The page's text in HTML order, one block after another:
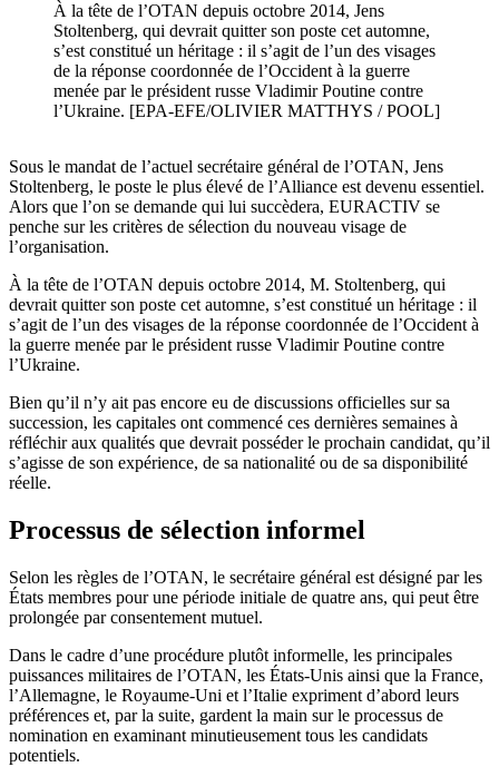
À la tête de l’OTAN depuis octobre 2014, Jens
Stoltenberg, qui devrait quitter son poste cet automne,
s’est constitué un héritage : il s’agit de l’un des visages
de la réponse coordonnée de l’Occident à la guerre
menée par le président russe Vladimir Poutine contre
l’Ukraine. [EPA-EFE/OLIVIER MATTHYS / POOL]
Sous le mandat de l’actuel secrétaire général de l’OTAN, Jens
Stoltenberg, le poste le plus élevé de l’Alliance est devenu essentiel.
Alors que l’on se demande qui lui succèdera, EURACTIV se
penche sur les critères de sélection du nouveau visage de
l’organisation.
À la tête de l’OTAN depuis octobre 2014, M. Stoltenberg, qui
devrait quitter son poste cet automne, s’est constitué un héritage : il
s’agit de l’un des visages de la réponse coordonnée de l’Occident à
la guerre menée par le président russe Vladimir Poutine contre
l’Ukraine.
Bien qu’il n’y ait pas encore eu de discussions officielles sur sa
succession, les capitales ont commencé ces dernières semaines à
réfléchir aux qualités que devrait posséder le prochain candidat, qu’il
s’agisse de son expérience, de sa nationalité ou de sa disponibilité
réelle.
Processus de sélection informel
Selon les règles de l’OTAN, le secrétaire général est désigné par les
États membres pour une période initiale de quatre ans, qui peut être
prolongée par consentement mutuel.
Dans le cadre d’une procédure plutôt informelle, les principales
puissances militaires de l’OTAN, les États-Unis ainsi que la France,
l’Allemagne, le Royaume-Uni et l’Italie expriment d’abord leurs
préférences et, par la suite, gardent la main sur le processus de
nomination en examinant minutieusement tous les candidats
potentiels.